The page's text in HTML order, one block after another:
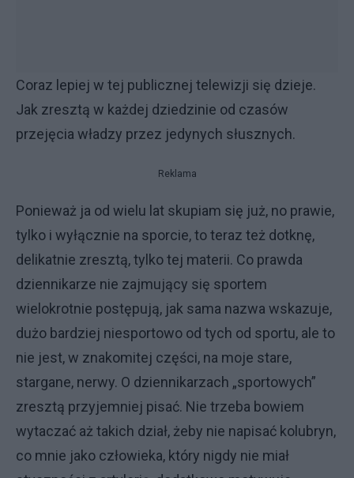
Coraz lepiej w tej publicznej telewizji się dzieje.
Jak zresztą w każdej dziedzinie od czasów
przejęcia władzy przez jedynych słusznych.
Reklama
Ponieważ ja od wielu lat skupiam się już, no prawie,
tylko i wyłącznie na sporcie, to teraz też dotknę,
delikatnie zresztą, tylko tej materii. Co prawda
dziennikarze nie zajmujący się sportem
wielokrotnie postępują, jak sama nazwa wskazuje,
dużo bardziej niesportowo od tych od sportu, ale to
nie jest, w znakomitej części, na moje stare,
stargane, nerwy. O dziennikarzach „sportowych”
zresztą przyjemniej pisać. Nie trzeba bowiem
wytaczać aż takich dział, żeby nie napisać kolubryn,
co mnie jako człowieka, który nigdy nie miał